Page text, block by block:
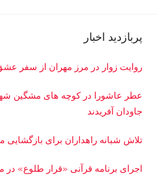
پربازدید اخبار
روایت زوار در مرز مهران از سفر
عطر عاشورا در کوچه های مشگین
جاودان آفریدند
تلاش شبانه راهداران برای بازگشایی
اجرای برنامه قرآنی «قرار طلوع» در